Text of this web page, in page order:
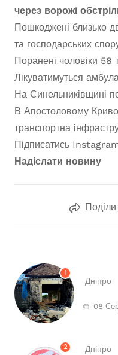
через ворожі
Пошкоджені близько
та господарських
Поранені чоловіки 58
Лікуватимуться
На Синельниківщині
В Апостоловому
транспортна
Підписатись
Надіслати новину
1
Дніпро
08
2 Дніпро